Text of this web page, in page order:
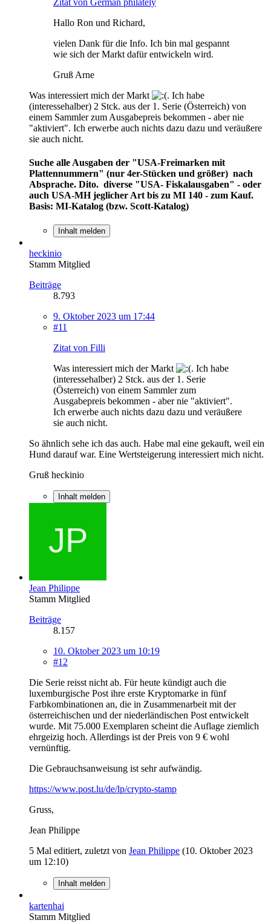
Hallo Ron und Richard,
vielen Dank für die Info. Ich bin mal gespannt
wie sich der Markt dafür entwickeln wird.
Gruß Arne
Was interessiert mich der Markt
. Ich habe
(interessehalber) 2 Stck. aus der 1. Serie (Österreich) von
einem Sammler zum Ausgabepreis bekommen - aber nie
"aktiviert". Ich erwerbe auch nichts dazu dazu und veräußere
sie auch nicht.
Suche alle Ausgaben der "USA-Freimarken mit
Plattennummern" (nur 4er-Stücken und größer) nach
Absprache. Dito. diverse "USA- Fiskalausgaben" - oder
auch USA-MH jeglicher Art bis zu MI 140 - zum Kauf.
Basis: MI-Katalog (bzw. Scott-Katalog)
Inhalt melden
heckinio
Stamm Mitglied
Beiträge
8.793
9. Oktober 2023 um 17:44
#11
Zitat von Filli
Was interessiert mich der Markt
. Ich habe
(interessehalber) 2 Stck. aus der 1. Serie
(Österreich) von einem Sammler zum
Ausgabepreis bekommen - aber nie "aktiviert".
Ich erwerbe auch nichts dazu dazu und veräußere
sie auch nicht.
So ähnlich sehe ich das auch. Habe mal eine gekauft, weil ein
Hund darauf war. Eine Wertsteigerung interessiert mich nicht.
Gruß heckinio
Inhalt melden
Jean Philippe
Stamm Mitglied
Beiträge
8.157
10. Oktober 2023 um 10:19
#12
Die Serie reisst nicht ab. Für heute kündigt auch die
luxemburgische Post ihre erste Kryptomarke in fünf
Farbkombinationen an, die in Zusammenarbeit mit der
österreichischen und der niederländischen Post entwickelt
wurde. Mit 75.000 Exemplaren scheint die Auflage ziemlich
ehrgeizig hoch. Allerdings ist der Preis von 9 € wohl
vernünftig.
Die Gebrauchsanweisung ist sehr aufwändig.
https://www.post.lu/de/lp/crypto-stamp
Gruss,
Jean Philippe
5 Mal editiert, zuletzt von Jean Philippe (10. Oktober 2023
um 12:10)
Inhalt melden
kartenhai
Stamm Mitglied